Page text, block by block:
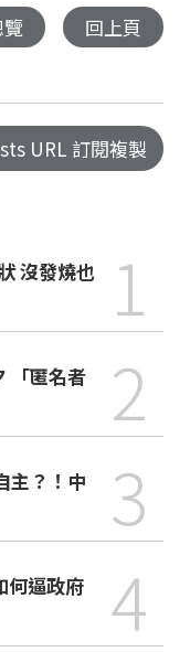
回上頁
URL 訂閱複製
1
「匿名者
2
3
4